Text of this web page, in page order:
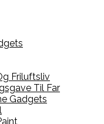
Friluftsliv
Til Far
Gadgets